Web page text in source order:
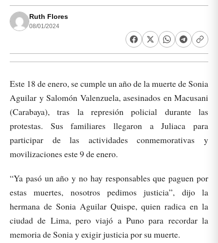
Ruth Flores
08/01/2024
Este 18 de enero, se cumple un año de la muerte de Sonia
Aguilar y Salomón Valenzuela, asesinados en Macusani
(Carabaya), tras la represión policial durante las
protestas. Sus familiares llegaron a Juliaca para
participar de las actividades conmemorativas y
movilizaciones este 9 de enero.
“Ya pasó un año y no hay responsables que paguen por
estas muertes, nosotros pedimos justicia”, dijo la
hermana de Sonia Aguilar Quispe, quien radica en la
ciudad de Lima, pero viajó a Puno para recordar la
memoria de Sonia y exigir justicia por su muerte.